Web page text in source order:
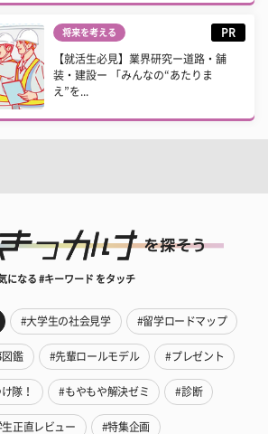
将来を考える PR
【就活生必見】業界研究ー道路・舗
装・建設ー 「みんなの“あたりま
え”を...
になる #キーワード をタッチ
#大学生の社会見学 #留学ロードマップ
図鑑 #先輩ロールモデル #プレゼント
隊！ #もやもや解決ゼミ #診断
正直レビュー #特集企画